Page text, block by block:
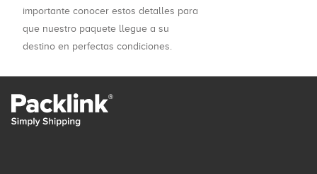
importante conocer estos detalles para
que nuestro paquete llegue a su
destino en perfectas condiciones.